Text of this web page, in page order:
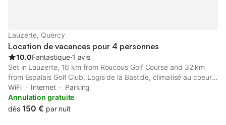
Lauzerte, Quercy
Location de vacances pour 4 personnes
10.0Fantastique⋅1 avis
Set in Lauzerte, 16 km from Roucous Golf Course and 32 km
from Espalais Golf Club, Logis de la Bastide, climatisé au coeur
du village offers accommodation with free WiFi in a historic
building.
WiFi Internet
Parking
Annulation gratuite
dès 150 € par nuit